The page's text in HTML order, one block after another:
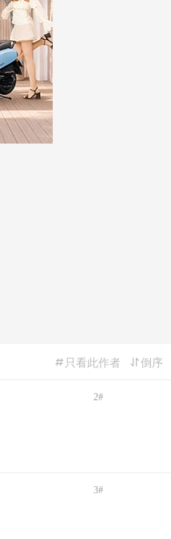
倒序
只看此作者
2#
3#